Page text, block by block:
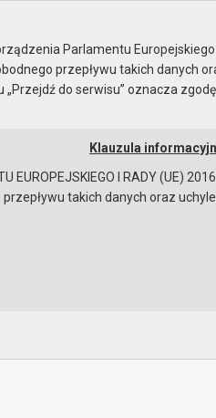
Instrukcja korzystania
z 4 sierpnia 2020
Parlamentu
przepływu takich danych
do serwisu” oznacza
Klauzula
EUROPEJSKIEGO I RADY (UE)
takich danych oraz
przepisami prawa w